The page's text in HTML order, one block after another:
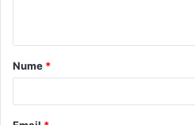
a
r
Nume *